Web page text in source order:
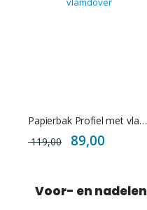
Papierbak Profiel met vlamdover - 50 ltr.
119,00
Special
Price
89,00
Voor- en nadelen